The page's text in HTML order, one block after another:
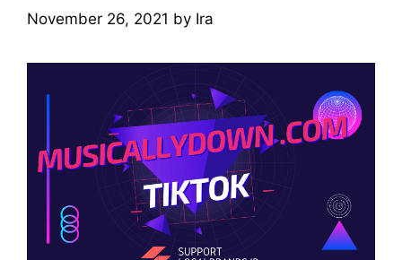
November 26, 2021 by Ira